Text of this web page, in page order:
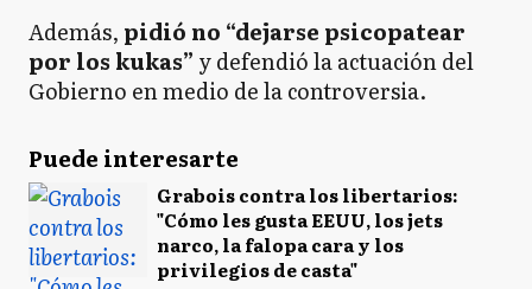
Además, pidió no “dejarse psicopatear
por los kukas” y defendió la actuación del
Gobierno en medio de la controversia.
Puede interesarte
Grabois contra los libertarios:
"Cómo les gusta EEUU, los jets
narco, la falopa cara y los
privilegios de casta"